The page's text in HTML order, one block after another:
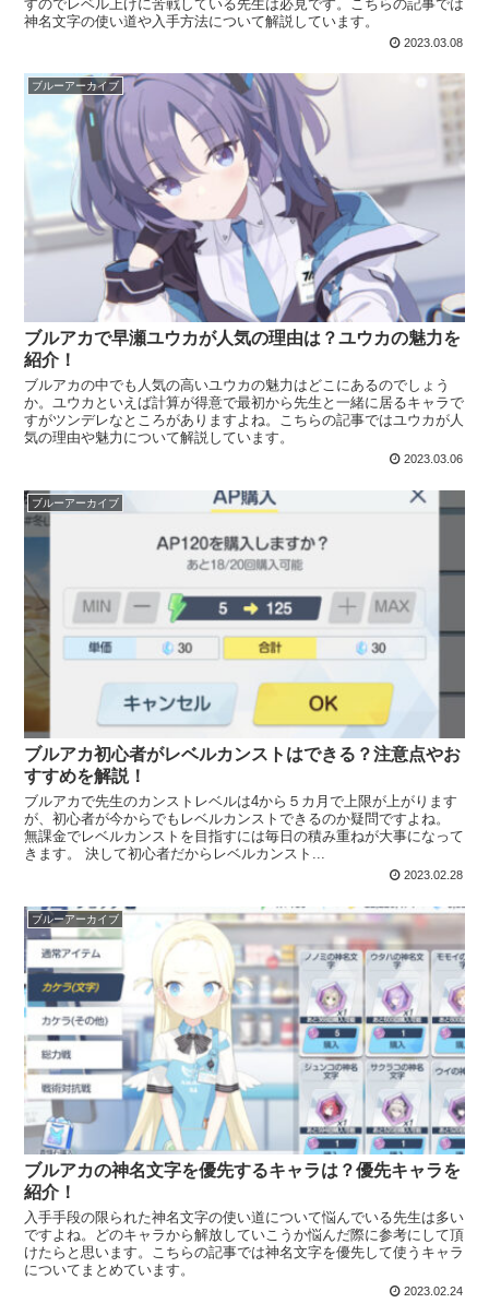
すのでレベル上げに苦戦している先生は必見です。こちらの記事では
神名文字の使い道や入手方法について解説しています。
2023.03.08
ブルーアーカイブ
ブルアカで早瀬ユウカが人気の理由は？ユウカの魅力を
紹介！
ブルアカの中でも人気の高いユウカの魅力はどこにあるのでしょう
か。ユウカといえば計算が得意で最初から先生と一緒に居るキャラで
すがツンデレなところがありますよね。こちらの記事ではユウカが人
気の理由や魅力について解説しています。
2023.03.06
ブルーアーカイブ
ブルアカ初心者がレベルカンストはできる？注意点やお
すすめを解説！
ブルアカで先生のカンストレベルは4から５カ月で上限が上がります
が、初心者が今からでもレベルカンストできるのか疑問ですよね。
無課金でレベルカンストを目指すには毎日の積み重ねが大事になって
きます。 決して初心者だからレベルカンスト...
2023.02.28
ブルーアーカイブ
ブルアカの神名文字を優先するキャラは？優先キャラを
紹介！
入手手段の限られた神名文字の使い道について悩んでいる先生は多い
ですよね。どのキャラから解放していこうか悩んだ際に参考にして頂
けたらと思います。こちらの記事では神名文字を優先して使うキャラ
についてまとめています。
2023.02.24